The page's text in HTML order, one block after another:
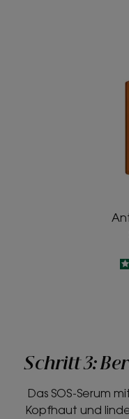
Schritt 3:
Das SOS-Serum
Kopfhaut und